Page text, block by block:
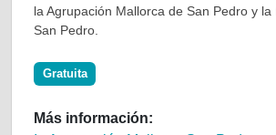
la Agrupación Mallorca de San Pedro y la
San Pedro.
Gratuita
Más información: